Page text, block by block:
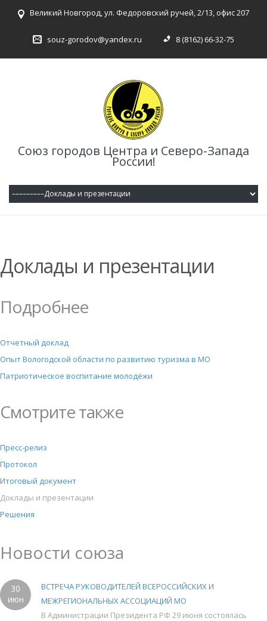
Великий Новгород, ул. Федоровский ручей, 2/13, офис 207
souz-gorodov@yandex.ru 8 (8162) 66-32-75
Союз городов Центра и Северо-Запада
России!
Доклады и презентации
Подробнее
Отчетный доклад
Опыт Вологодской области по развитию туризма в МО
Патриотическое воспитание молодёжи
Смотрите также
Пресс-релиз
Протокол
Итоговый документ
Доклады и презентации
Решения
Новости союза
30
июн
ВСТРЕЧА РУКОВОДИТЕЛЕЙ ВСЕРОССИЙСКИХ И
МЕЖРЕГИОНАЛЬНЫХ АССОЦИАЦИЙ МО
В Администрации Президента РФ 29 июня состоялась